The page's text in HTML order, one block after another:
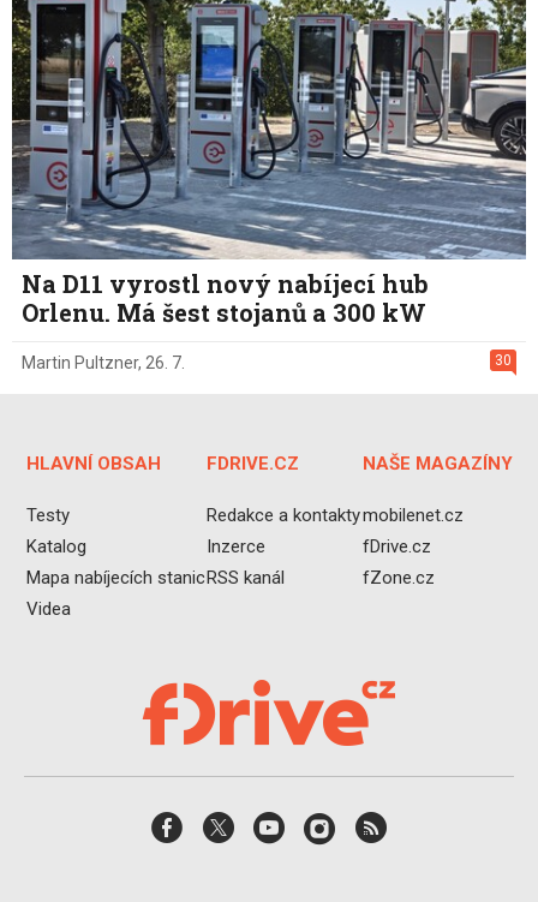
Na D11 vyrostl nový nabíjecí hub
Orlenu. Má šest stojanů a 300 kW
30
Martin Pultzner, 26. 7.
HLAVNÍ OBSAH
Testy
Katalog
Mapa nabíjecích stanic
Videa
FDRIVE.CZ
Redakce a kontakty
Inzerce
RSS kanál
NAŠE MAGAZÍNY
mobilenet.cz
fDrive.cz
fZone.cz